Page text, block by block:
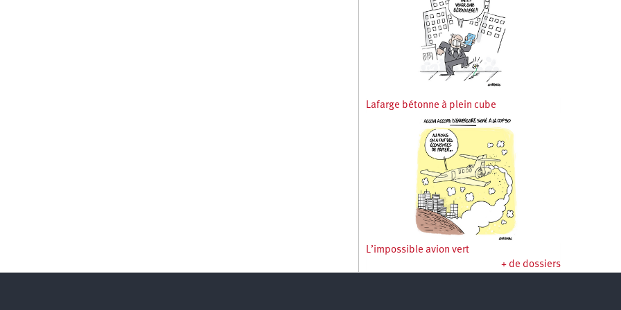
Lafarge bétonne à plein cube
L’impossible avion vert
+ de dossiers